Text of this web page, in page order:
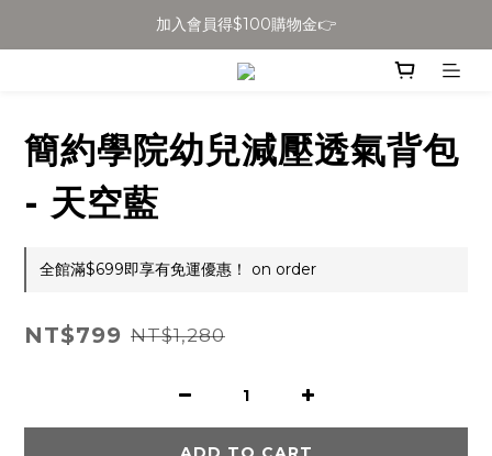
全館滿$699免運
加入會員得$100購物金👉
全館滿$699免運
簡約學院幼兒減壓透氣背包
- 天空藍
全館滿$699即享有免運優惠！ on order
NT$799 NT$1,280